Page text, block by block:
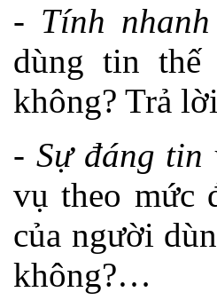
- Tính
dùng tin
không? Trả
- Sự đáng
vụ theo mức
của người
không?…